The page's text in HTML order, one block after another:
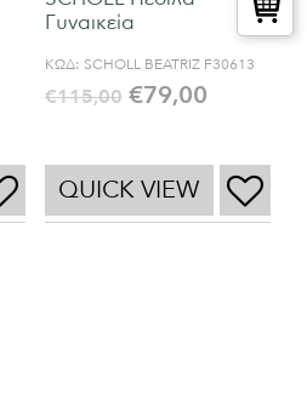
Γυναικεία
ΚΩΔ: SCHOLL BEATRIZ F30613
€115,00 €79,00
QUICK VIEW